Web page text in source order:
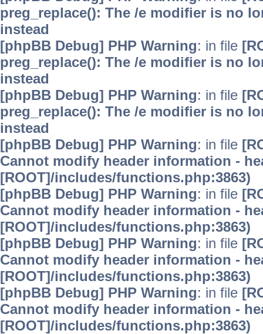
preg_replace(): The /e modifier is no
instead
[phpBB Debug] PHP Warning: in file
preg_replace(): The /e modifier is no
instead
[phpBB Debug] PHP Warning: in file
preg_replace(): The /e modifier is no
instead
[phpBB Debug] PHP Warning: in file
Cannot modify header information -
[ROOT]/includes/functions.php:3863)
[phpBB Debug] PHP Warning: in file
Cannot modify header information -
[ROOT]/includes/functions.php:3863)
[phpBB Debug] PHP Warning: in file
Cannot modify header information -
[ROOT]/includes/functions.php:3863)
[phpBB Debug] PHP Warning: in file
Cannot modify header information -
[ROOT]/includes/functions.php:3863)